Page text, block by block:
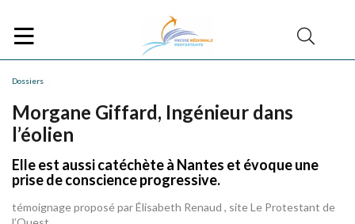
Dossiers
Morgane Giffard, Ingénieur dans
l’éolien
Elle est aussi catéchète à Nantes et évoque une
prise de conscience progressive.
témoignage proposé par Élisabeth Renaud , site Le Protestant de